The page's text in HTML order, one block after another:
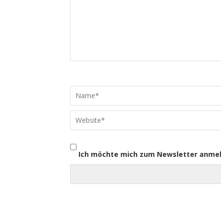
Ich möchte mich zum Newsletter